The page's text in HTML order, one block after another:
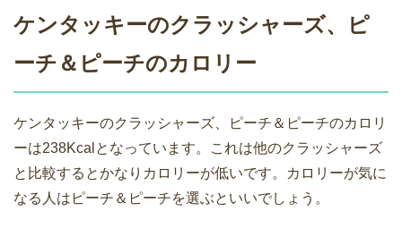
ケンタッキーのクラッシャーズ、ピ
ーチ＆ピーチのカロリー
ケンタッキーのクラッシャーズ、ピーチ＆ピーチのカロリ
ーは238Kcalとなっています。これは他のクラッシャーズ
と比較するとかなりカロリーが低いです。カロリーが気に
なる人はピーチ＆ピーチを選ぶといいでしょう。